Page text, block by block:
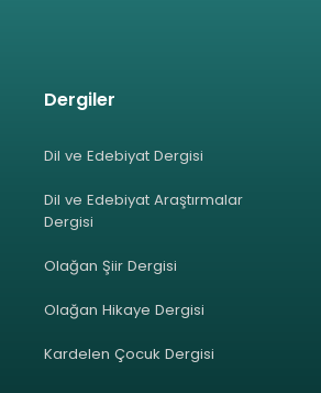
Dergiler
Dil ve Edebiyat Dergisi
Dil ve Edebiyat Araştırmalar
Dergisi
Olağan Şiir Dergisi
Olağan Hikaye Dergisi
Kardelen Çocuk Dergisi